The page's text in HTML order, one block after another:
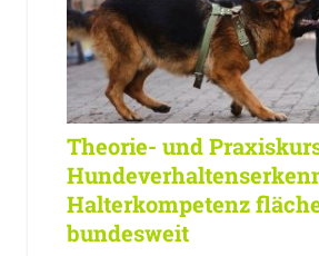
Theorie- und
Halterkompetenz
bundesweit